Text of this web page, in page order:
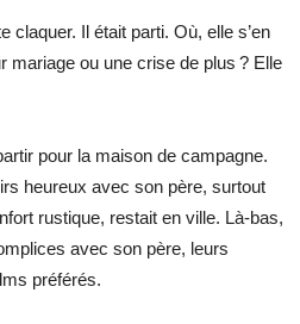
claquer. Il était parti. Où, elle s’en
mariage ou une crise de plus ? Elle
pour la maison de campagne.
heureux avec son père, surtout
rustique, restait en ville. Là-bas,
avec son père, leurs
préférés.